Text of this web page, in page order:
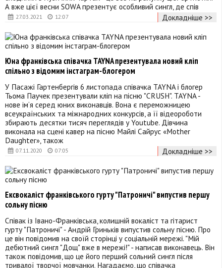
27.03.2021 12:07
А вже цієї весни SOWA презентує особливий сингл, де спів
Докладніше >>
07.11.2020 07:05
Юна франківська співачка TAYNA презентувала новий кліп
спільно з відомим інстаграм-блогером
У Пасажі Гартенбергів 6 листопада співачка TAYNA і блогер
Тьома Паучек презентували кліп на пісню "CRUSH". TAYNA -
нове ім‘я серед юних виконавців. Вона є переможницею
всеукраїнських та міжнародних конкурсів, а її відеороботи
збирають десятки тисяч переглядів у Youtube. Дівчина
виконала на сцені кавер на пісню Майлі Сайрус «Mother
Daughter», також
Докладніше >>
Ексвокаліст франківського гурту "Патроничі" випустив першу
сольну пісню
Співак із Івано-Франківська, колишній вокаліст та гітарист
гурту "Патроничі" - Андрій Гриньків випустив сольну пісню. Про
це він повідомив на своїй сторінці у соціальній мережі. "Мій
дебютний сингл "Дощ" вже в мережі!" - написав виконавець. Він
також повідомив, що це його перший сольний сингл після
тривалої творчої мовчанки. Нагадаємо, що співачка